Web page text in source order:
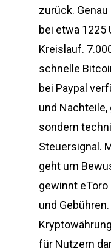
zurück.
bei etwa 1225
Kreislauf.
schnelle
bei Paypal
und
sondern
Steuersignal.
geht um
gewinnt
und
für Nutzern